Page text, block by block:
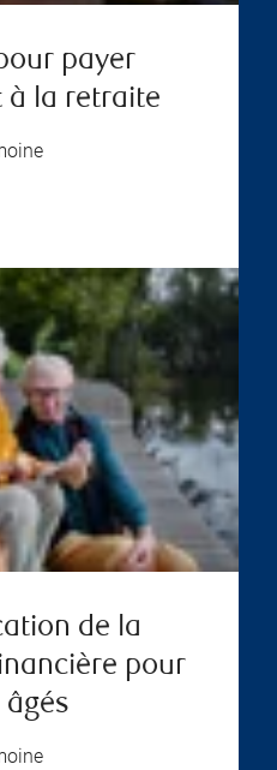
payer
à la retraite
de la
pour
âgés